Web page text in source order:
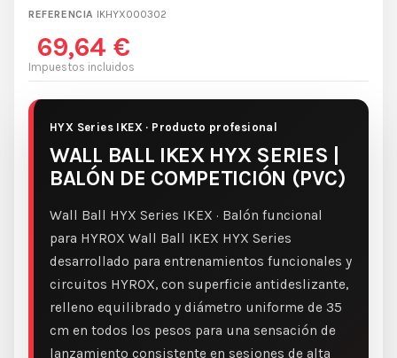
REFERENCIA IKHYX000302
69,64 €
Impuestos incluidos
HYX Series IKEX · Producto profesional
WALL BALL IKEX HYX SERIES |
BALÓN DE COMPETICIÓN (PVC)
Wall Ball HYX Series IKEX · Balón funcional
para HYROX Wall Ball IKEX HYX Series
desarrollado para entrenamientos funcionales y
circuitos HYROX, con superficie antideslizante,
relleno equilibrado y diámetro uniforme de 35
cm en todos los pesos para una sensación de
lanzamiento consistente en sesiones de alta